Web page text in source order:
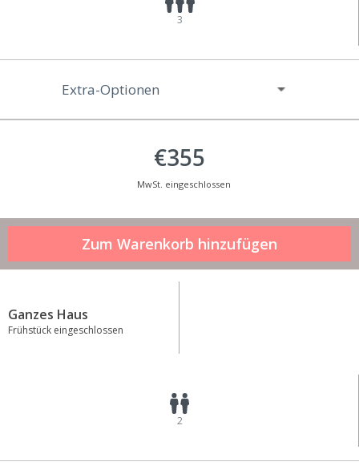
3
Extra-Optionen
€355
MwSt. eingeschlossen
Ganzes Haus
Frühstück eingeschlossen
2